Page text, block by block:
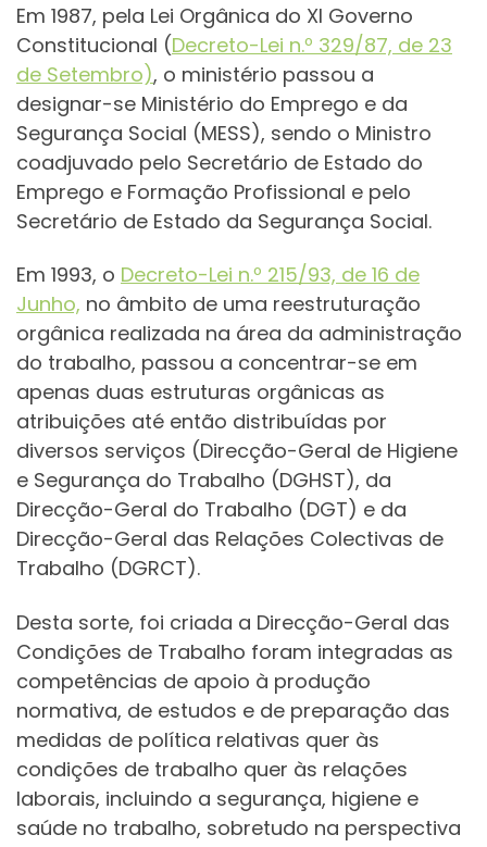
Em 1987, pela Lei Orgânica do XI Governo
Constitucional (Decreto-Lei n.º 329/87, de 23
de Setembro), o ministério passou a
designar-se Ministério do Emprego e da
Segurança Social (MESS), sendo o Ministro
coadjuvado pelo Secretário de Estado do
Emprego e Formação Profissional e pelo
Secretário de Estado da Segurança Social.
Em 1993, o Decreto-Lei n.º 215/93, de 16 de
Junho, no âmbito de uma reestruturação
orgânica realizada na área da administração
do trabalho, passou a concentrar-se em
apenas duas estruturas orgânicas as
atribuições até então distribuídas por
diversos serviços (Direcção-Geral de Higiene
e Segurança do Trabalho (DGHST), da
Direcção-Geral do Trabalho (DGT) e da
Direcção-Geral das Relações Colectivas de
Trabalho (DGRCT).
Desta sorte, foi criada a Direcção-Geral das
Condições de Trabalho foram integradas as
competências de apoio à produção
normativa, de estudos e de preparação das
medidas de política relativas quer às
condições de trabalho quer às relações
laborais, incluindo a segurança, higiene e
saúde no trabalho, sobretudo na perspectiva